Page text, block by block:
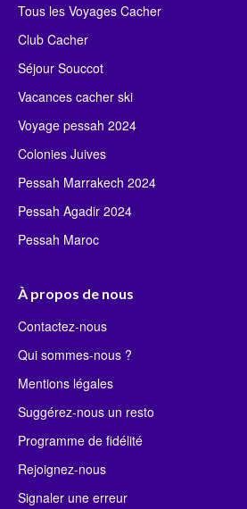
Tous les Voyages Cacher
Club Cacher
Séjour Souccot
Vacances cacher ski
Voyage pessah 2024
Colonies Juives
Pessah Marrakech 2024
Pessah Agadir 2024
Pessah Maroc
À propos de nous
Contactez-nous
Qui sommes-nous ?
Mentions légales
Suggérez-nous un resto
Programme de fidélité
Rejoignez-nous
Signaler une erreur